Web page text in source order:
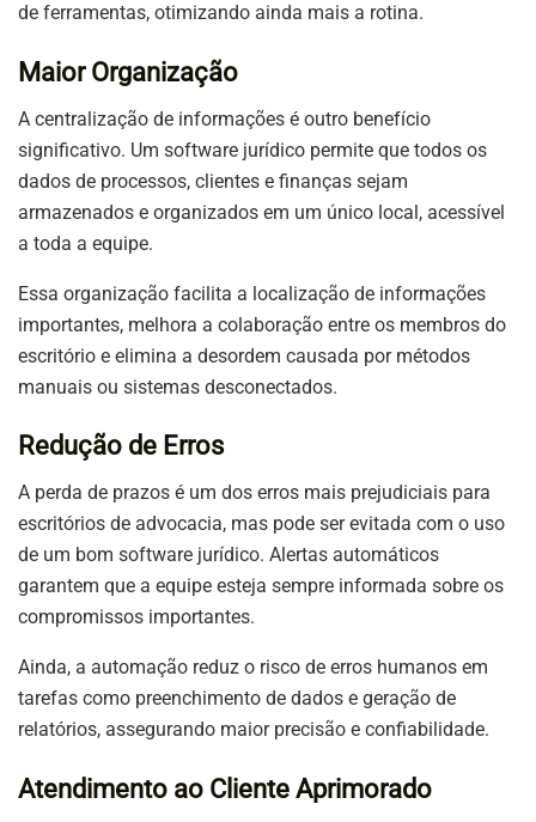
de ferramentas, otimizando ainda mais a rotina.
Maior Organização
A centralização de informações é outro benefício
significativo. Um software jurídico permite que todos os
dados de processos, clientes e finanças sejam
armazenados e organizados em um único local, acessível
a toda a equipe.
Essa organização facilita a localização de informações
importantes, melhora a colaboração entre os membros do
escritório e elimina a desordem causada por métodos
manuais ou sistemas desconectados.
Redução de Erros
A perda de prazos é um dos erros mais prejudiciais para
escritórios de advocacia, mas pode ser evitada com o uso
de um bom software jurídico. Alertas automáticos
garantem que a equipe esteja sempre informada sobre os
compromissos importantes.
Ainda, a automação reduz o risco de erros humanos em
tarefas como preenchimento de dados e geração de
relatórios, assegurando maior precisão e confiabilidade.
Atendimento ao Cliente Aprimorado